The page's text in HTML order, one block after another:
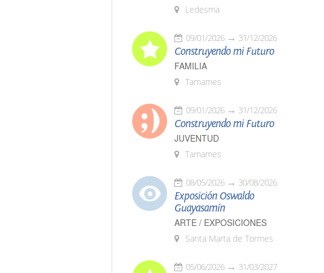
Ledesma
09/01/2026 31/12/2026
Construyendo mi Futuro
FAMILIA
Tamames
09/01/2026 31/12/2026
Construyendo mi Futuro
JUVENTUD
Tamames
08/05/2026 30/08/2026
Exposición Oswaldo
Guayasamín
ARTE / EXPOSICIONES
Santa Marta de Tormes
05/06/2026 31/03/2027